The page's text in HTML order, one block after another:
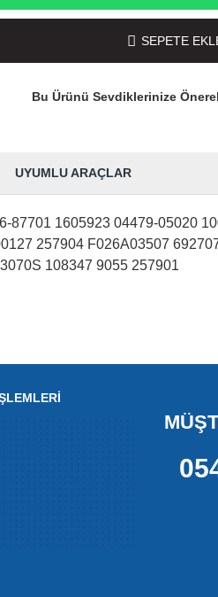
SEPETE
Bu Ürünü Sevdiklerinize
UYUMLU ARAÇLAR
87701 1605923 04479-05020
257904 F026A03507
108347 9055 257901